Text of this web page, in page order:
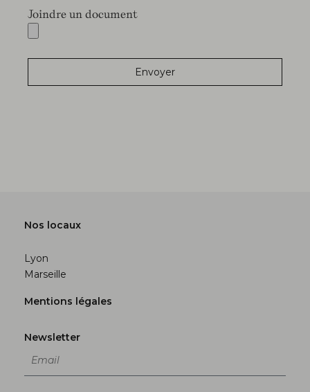
Joindre un document
Envoyer
Nos locaux
Lyon
Marseille
Mentions légales
Newsletter